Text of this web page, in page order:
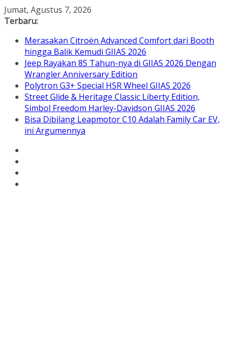
Skip
to
Jumat, Agustus 7, 2026
Terbaru:
Merasakan Citroën Advanced Comfort dari Booth
hingga Balik Kemudi GIIAS 2026
Jeep Rayakan 85 Tahun-nya di GIIAS 2026 Dengan
Wrangler Anniversary Edition
Polytron G3+ Special HSR Wheel GIIAS 2026
Street Glide & Heritage Classic Liberty Edition,
Simbol Freedom Harley-Davidson GIIAS 2026
Bisa Dibilang Leapmotor C10 Adalah Family Car EV,
ini Argumennya